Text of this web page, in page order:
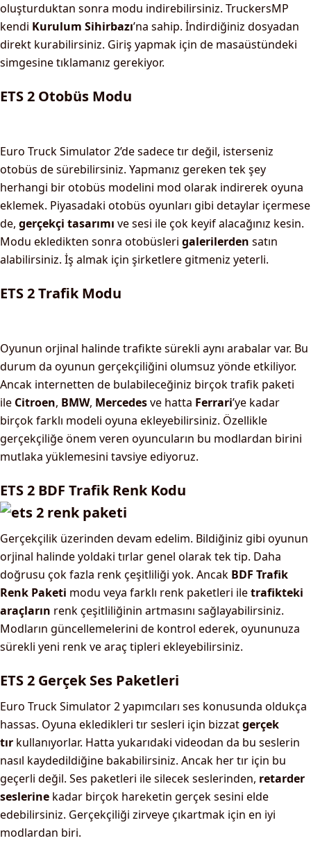
oluşturduktan sonra modu indirebilirsiniz. TruckersMP
kendi Kurulum Sihirbazı’na sahip. İndirdiğiniz dosyadan
direkt kurabilirsiniz. Giriş yapmak için de masaüstündeki
simgesine tıklamanız gerekiyor.
ETS 2 Otobüs Modu
Euro Truck Simulator 2’de sadece tır değil, isterseniz
otobüs de sürebilirsiniz. Yapmanız gereken tek şey
herhangi bir otobüs modelini mod olarak indirerek oyuna
eklemek. Piyasadaki otobüs oyunları gibi detaylar içermese
de, gerçekçi tasarımı ve sesi ile çok keyif alacağınız kesin.
Modu ekledikten sonra otobüsleri galerilerden satın
alabilirsiniz. İş almak için şirketlere gitmeniz yeterli.
ETS 2 Trafik Modu
Oyunun orjinal halinde trafikte sürekli aynı arabalar var. Bu
durum da oyunun gerçekçiliğini olumsuz yönde etkiliyor.
Ancak internetten de bulabileceğiniz birçok trafik paketi
ile Citroen, BMW, Mercedesve hatta Ferrari’ye kadar
birçok farklı modeli oyuna ekleyebilirsiniz. Özellikle
gerçekçiliğe önem veren oyuncuların bu modlardan birini
mutlaka yüklemesini tavsiye ediyoruz.
ETS 2 BDF Trafik Renk Kodu
Gerçekçilik üzerinden devam edelim. Bildiğiniz gibi oyunun
orjinal halinde yoldaki tırlar genel olarak tek tip. Daha
doğrusu çok fazla renk çeşitliliği yok. Ancak BDF Trafik
Renk Paketi modu veya farklı renk paketleri iletrafikteki
araçların renk çeşitliliğinin artmasını sağlayabilirsiniz.
Modların güncellemelerini de kontrol ederek, oyununuza
sürekli yeni renk ve araç tipleri ekleyebilirsiniz.
ETS 2 Gerçek Ses Paketleri
Euro Truck Simulator 2 yapımcıları ses konusunda oldukça
hassas. Oyuna ekledikleri tır sesleri için bizzatgerçek
tır kullanıyorlar. Hatta yukarıdaki videodan da bu seslerin
nasıl kaydedildiğine bakabilirsiniz. Ancak her tır için bu
geçerli değil. Ses paketleri ile silecek seslerinden, retarder
seslerine kadar birçok hareketin gerçek sesini elde
edebilirsiniz. Gerçekçiliği zirveye çıkartmak için en iyi
modlardan biri.